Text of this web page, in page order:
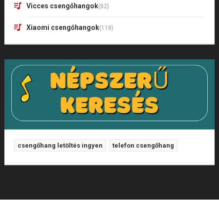
Vicces csengőhangok(82)
Xiaomi csengőhangok(118)
csengőhang letöltés ingyen telefon csengőhang